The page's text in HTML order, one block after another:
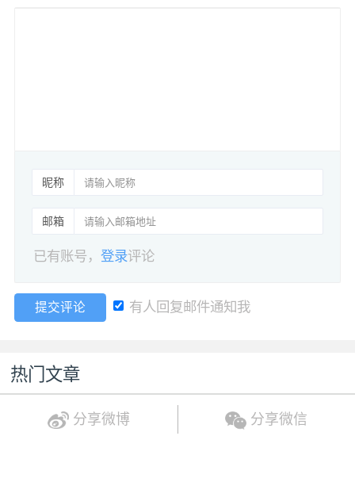
昵称
邮箱
已有账号，登录评论
提交评论 有人回复邮件通知我
热门文章
分享微博 分享微信